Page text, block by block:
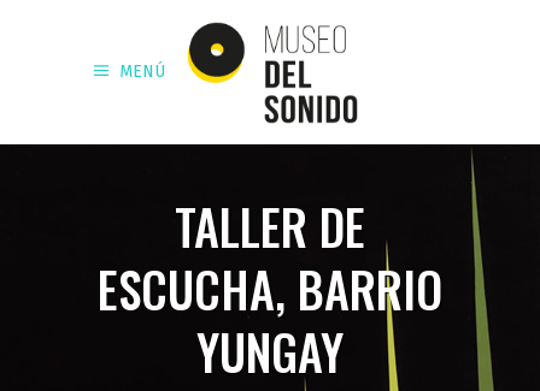
MENÚ
TALLER DE
ESCUCHA, BARRIO
YUNGAY